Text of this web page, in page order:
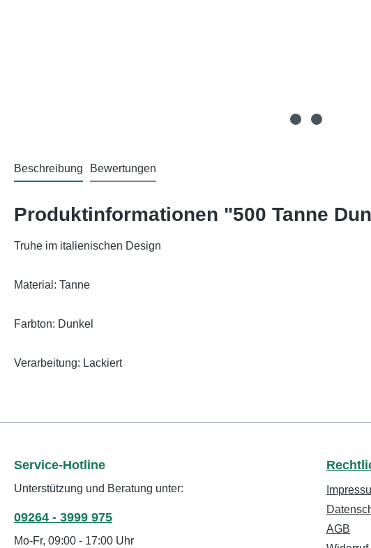
Beschreibung Bewertungen
Produktinformationen "500 Tanne
Truhe im italienischen Design
Material: Tanne
Farbton: Dunkel
Verarbeitung: Lackiert
Service-Hotline
Unterstützung und Beratung unter:
09264 - 3999 975
Mo-Fr, 09:00 - 17:00 Uhr
AGB